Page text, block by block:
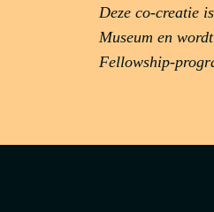
Deze co-creatie
Museum en
Fellowship-